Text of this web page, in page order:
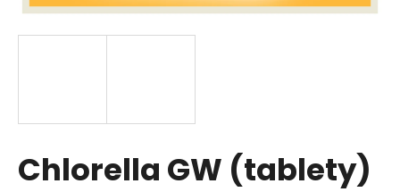
Chlorella GW (tablety)
a
j
?